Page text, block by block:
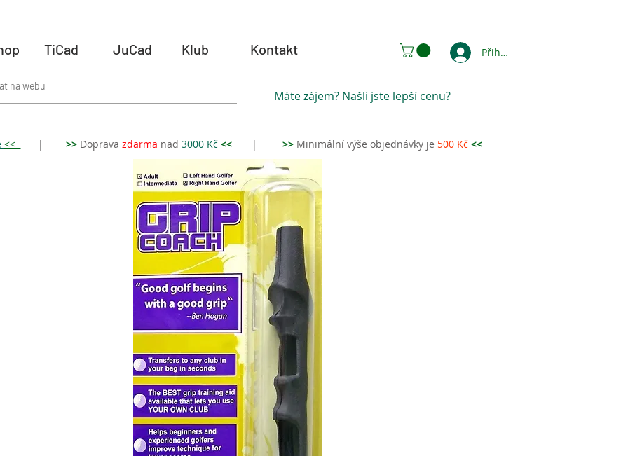
TiCad JuCad Klub Kontakt Přihlásit se
Máte zájem? Našli jste lepší cenu?
<< | >> Doprava zdarma nad 3000 Kč << | >> Minimální výše objednávky je 500 Kč <<